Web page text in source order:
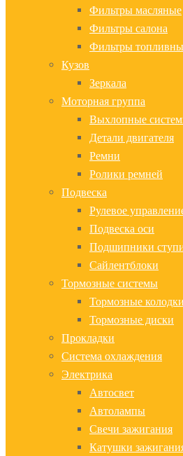
Фильтры масляные
Фильтры салона
Фильтры
Кузов
Зеркала
Моторная группа
Выхлопные
Детали двигателя
Ремни
Ролики ремней
Подвеска
Рулевое
Подвеска оси
Подшипники
Сайлентблоки
Тормозные системы
Тормозные колодки
Тормозные диски
Прокладки
Система охлаждения
Электрика
Автосвет
Автолампы
Свечи зажигания
Катушки